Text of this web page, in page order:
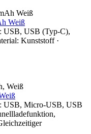
Weiß
USB, USB (Typ-C),
Kunststoff ·
USB, Micro-USB, USB